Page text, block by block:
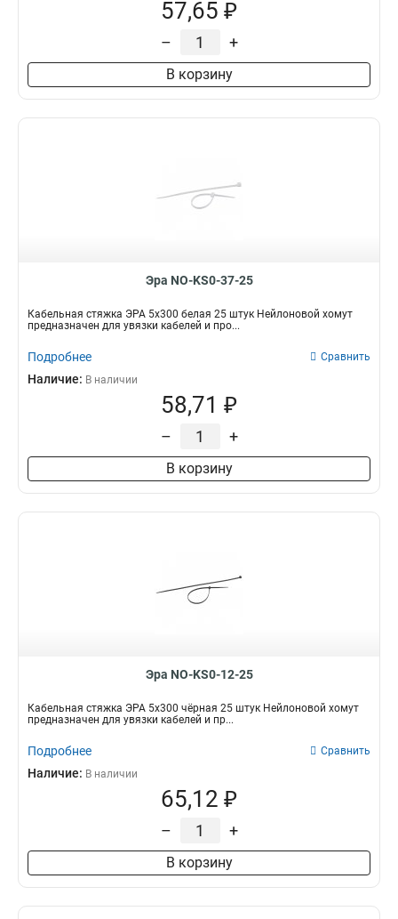
57,65 ₽
– +
В корзину
Эра NO-KS0-37-25
Кабельная стяжка ЭРА 5x300 белая 25 штук Нейлоновой хомут
предназначен для увязки кабелей и про...
Подробнее Сравнить
Наличие: В наличии
58,71 ₽
– +
В корзину
Эра NO-KS0-12-25
Кабельная стяжка ЭРА 5x300 чёрная 25 штук Нейлоновой хомут
предназначен для увязки кабелей и пр...
Подробнее Сравнить
Наличие: В наличии
65,12 ₽
– +
В корзину